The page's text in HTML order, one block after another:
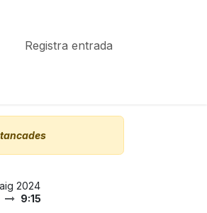
Registra entrada
tancades
2024
9:15